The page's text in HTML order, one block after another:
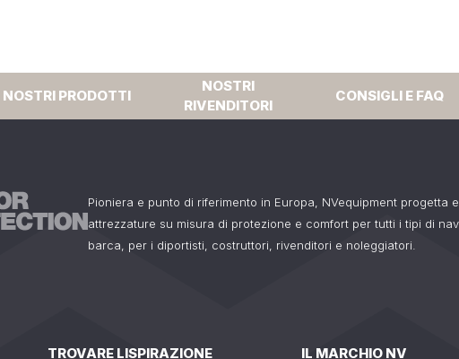
NOSTRI PRODOTTI
NOSTRI
RIVENDITORI
CONSIGLI E FAQ
Pioniera e punto di riferimento in Europa, NVequipment progetta
attrezzature su misura di protezione e comfort per tutti i tipi di
barca, per i diportisti, costruttori, rivenditori e noleggiatori.
TROVARE LISPIRAZIONE IL MARCHIO NV